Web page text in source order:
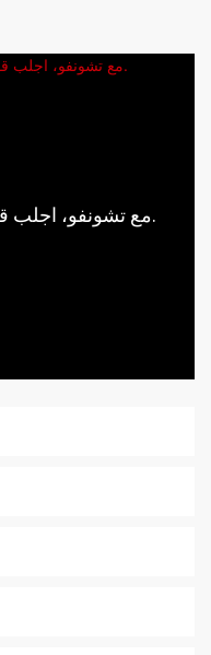
مع تشونفو، اجلب قوة وهدوء الطبيعة إلى منزلك.